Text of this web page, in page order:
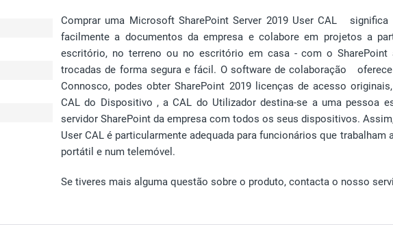
Comprar uma Microsoft SharePoint Server 2019 User CAL
facilmente a documentos da empresa e colabore em projetos a
escritório, no terreno ou no escritório em casa - com o SharePoint
trocadas de forma segura e fácil. O software de colaboração
Connosco, podes obter SharePoint 2019 licenças de acesso
CAL do Dispositivo , a CAL do Utilizador destina-se a uma pessoa
servidor SharePoint da empresa com todos os seus dispositivos.
User CAL é particularmente adequada para funcionários que trabalham
portátil e num telemóvel.
Se tiveres mais alguma questão sobre o produto, contacta o nosso